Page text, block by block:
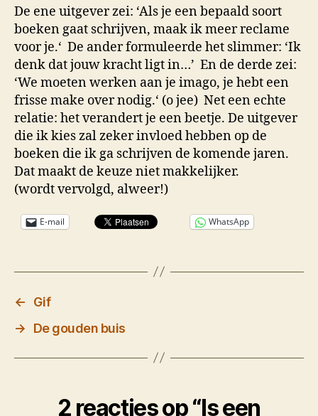
De ene uitgever zei: ‘Als je een bepaald soort
boeken gaat schrijven, maak ik meer reclame
voor je.‘ De ander formuleerde het slimmer: ‘Ik
denk dat jouw kracht ligt in…’ En de derde zei:
‘We moeten werken aan je imago, je hebt een
frisse make over nodig.‘ (o jee) Net een echte
relatie: het verandert je een beetje. De uitgever
die ik kies zal zeker invloed hebben op de
boeken die ik ga schrijven de komende jaren.
Dat maakt de keuze niet makkelijker.
(wordt vervolgd, alweer!)
E-mail WhatsApp
←
Gif
→
De gouden buis
2 reacties op “Is een